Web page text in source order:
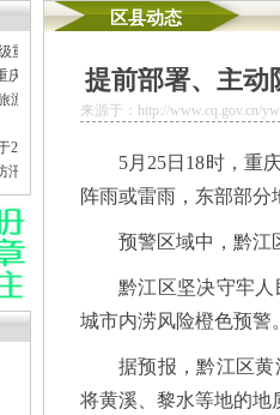
重庆制造业高质量发展取得重庆孵化园“多
地址挂靠重庆探索
游发展委员会采购安装大渡口体育馆空调
2026年续签长期护理保险定点护理机构
救灾工作
区县动态
提前部署、主动
来源于：http://www.cq.gov.cn/
5月25日18时，重
阵雨或雷雨，东部部
预警区域中，黔江
黔江区坚决守牢
城市内涝风险橙色预警
据预报，黔江区黄
将黄溪、黎水等地的地